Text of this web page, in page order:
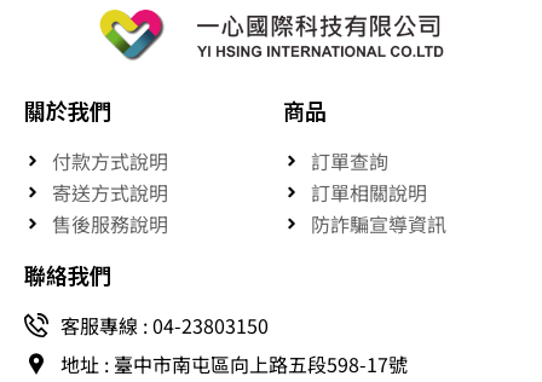
關於我們
付款方式說明
寄送方式說明
售後服務說明
商品
訂單查詢
訂單相關說明
防詐騙宣導資訊
聯絡我們
客服專線 : 04-23803150
地址 : 臺中市南屯區向上路五段598-17號